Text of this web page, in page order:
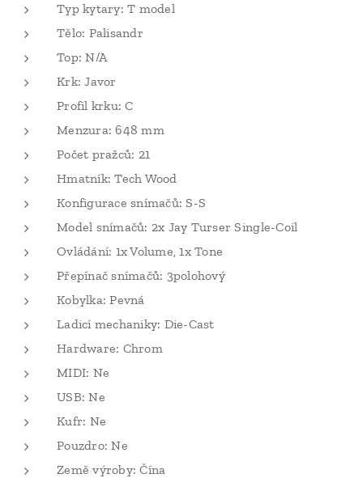
Typ kytary: T model
Tělo: Palisandr
Top: N/A
Krk: Javor
Profil krku: C
Menzura: 648 mm
Počet pražců: 21
Hmatník: Tech Wood
Konfigurace snímačů: S-S
Model snímačů: 2x Jay Turser Single-Coil
Ovládání: 1x Volume, 1x Tone
Přepínač snímačů: 3polohový
Kobylka: Pevná
Ladicí mechaniky: Die-Cast
Hardware: Chrom
MIDI: Ne
USB: Ne
Kufr: Ne
Pouzdro: Ne
Země výroby: Čína